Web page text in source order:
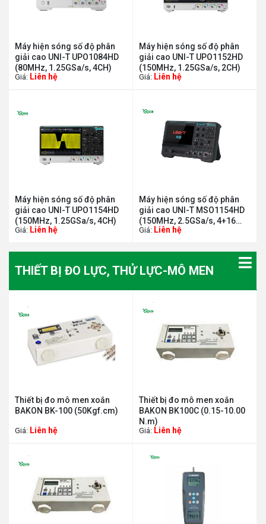
Máy hiện sóng số độ phân
giải cao UNI-T UPO1084HD
(80MHz, 1.25GSa/s, 4CH)
Giá: Liên hệ
Máy hiện sóng số độ phân
giải cao UNI-T UPO1152HD
(150MHz, 1.25GSa/s, 2CH)
Giá: Liên hệ
Máy hiện sóng số độ phân
giải cao UNI-T UPO1154HD
(150MHz, 1.25GSa/s, 4CH)
Giá: Liên hệ
Máy hiện sóng số độ phân
giải cao UNI-T MSO1154HD
(150MHz, 2.5GSa/s, 4+16
CH)
Giá: Liên hệ
THIẾT BỊ ĐO LỰC, THỬ LỰC-MÔ MEN
Thiết bị đo mô men xoắn
BAKON BK-100 (50Kgf.cm)
Giá: Liên hệ
Thiết bị đo mô men xoắn
BAKON BK100C (0.15-10.00
N.m)
Giá: Liên hệ